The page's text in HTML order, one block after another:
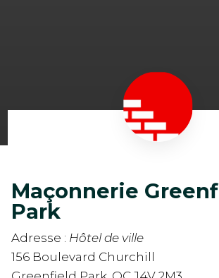
Maçonnerie
Park
Adresse : Hôtel de ville
156 Boulevard Churchill